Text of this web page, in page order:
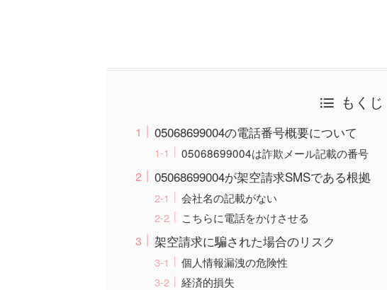
もくじ
05068699004の電話番号概要について
05068699004は詐欺メール記載の番号
05068699004が架空請求SMSである根拠
会社名の記載がない
こちらに電話をかけさせる
架空請求に騙された場合のリスク
個人情報漏洩の危険性
経済的損失